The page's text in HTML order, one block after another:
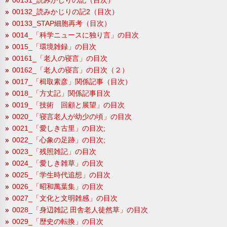
00132_読みかじりの記2（目次）
00133_STAP細胞再考（目次）
0014_「科学ニュースに独り言」の目次
0015_「環境雑録」の目次
00161_「老人の寝言」の目次
00162_「老人の寝言」の目次（２）
0017_「楫取素彦」関係記事（目次）
0018_「方丈記」関係記事目次
0019_「技術 回顧と展望」の目次
0020_「寝言老人が幼少の頃」の目次
0021_「愛しき古里」の目次;
0022_「心象の足跡」の目次;
0023_「残照雑記」の目次
0024_「愛しき雑草」の目次
0025_「学生時代追想」の目次
0026_「昭和萬葉集」の目次
0027_「文化と文明雑感」の目次
0028_「身辺雑記 田舎老人徒然草」の目次
0029_「歴史の転換」の目次